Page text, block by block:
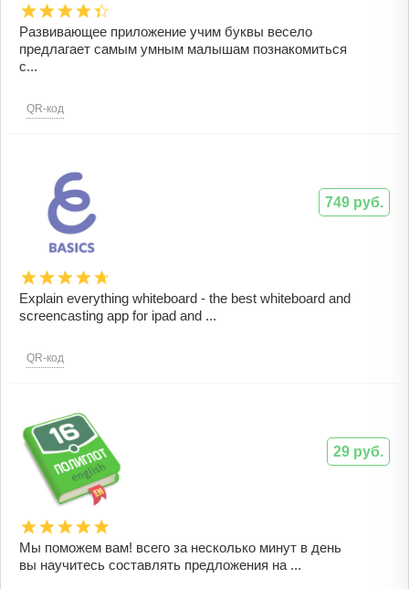
Развивающее приложение учим буквы весело
предлагает самым умным малышам познакомиться
с...
QR-код
Explain everything whiteboard - the best whiteboard and
screencasting app for ipad and ...
QR-код
749 руб.
Мы поможем вам! всего за несколько минут в день
вы научитесь составлять предложения на ...
29 руб.